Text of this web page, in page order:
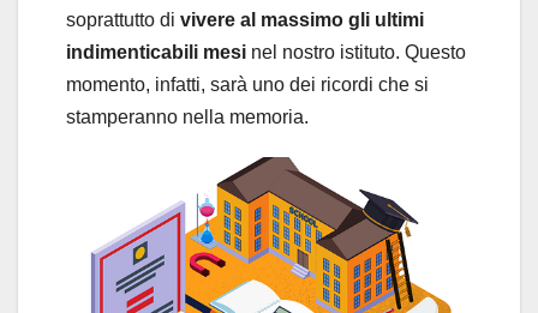
soprattutto di vivere al massimo gli ultimi
indimenticabili mesi nel nostro istituto. Questo
momento, infatti, sarà uno dei ricordi che si
stamperanno nella memoria.